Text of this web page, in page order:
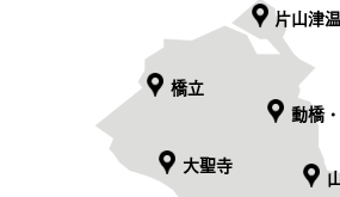
大聖寺
動橋
片山津
橋立